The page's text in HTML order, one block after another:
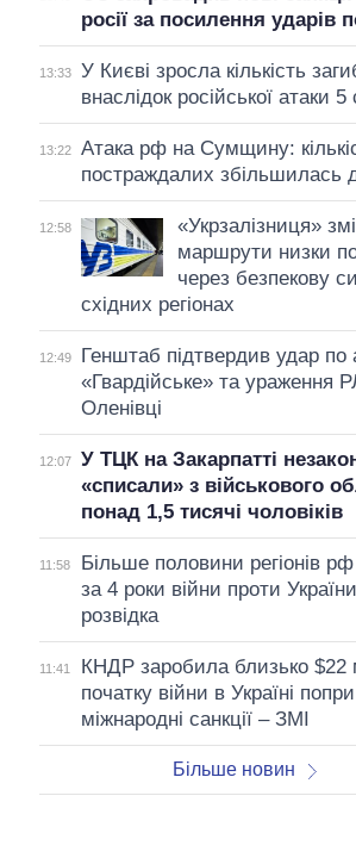
росії за посилення ударів
13:33
У Києві зросла кількість
внаслідок російської атаки 5
13:22
Атака рф на Сумщину:
постраждалих збільшилась
12:58
«Укрзалізниця»
маршрути низки
через безпекову
східних регіонах
12:49
Генштаб підтвердив удар по
«Гвардійське» та ураження
Оленівці
12:07
У ТЦК на Закарпатті
«списали» з військового
понад 1,5 тисячі чоловіків
11:58
Більше половини регіонів рф
за 4 роки війни проти
розвідка
11:41
КНДР заробила близько $22
початку війни в Україні попри
міжнародні санкції – ЗМІ
Більше новин